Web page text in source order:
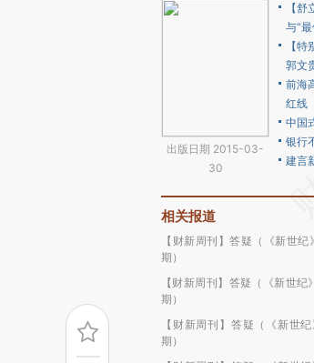
出版日期 2015-03-
30
【
与“
【
郭文
前海
红线
中国
银行
建言
相关报道
【财新周刊】答疑（《新世
期）
【财新周刊】答疑（《新世
期）
【财新周刊】答疑（《新世
期）